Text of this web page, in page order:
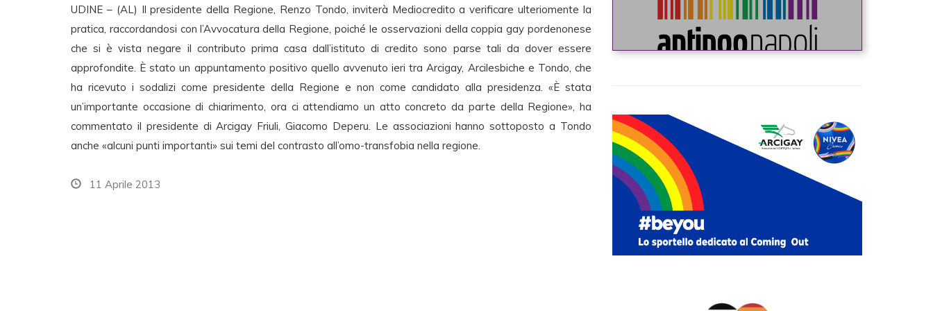
UDINE – (AL) Il presidente della Regione, Renzo Tondo, inviterà Mediocredito a verificare ulteriomente la
pratica, raccordandosi con l’Avvocatura della Regione, poiché le osservazioni della coppia gay pordenonese
che si è vista negare il contributo prima casa dall’istituto di credito sono parse tali da dover essere
approfondite. È stato un appuntamento positivo quello avvenuto ieri tra Arcigay, Arcilesbiche e Tondo, che
ha ricevuto i sodalizi come presidente della Regione e non come candidato alla presidenza. «È stata
un’importante occasione di chiarimento, ora ci attendiamo un atto concreto da parte della Regione», ha
commentato il presidente di Arcigay Friuli, Giacomo Deperu. Le associazioni hanno sottoposto a Tondo
anche «alcuni punti importanti» sui temi del contrasto all’omo-transfobia nella regione.
11 Aprile 2013